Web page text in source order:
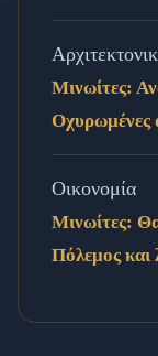
Μινωίτες:
Οχυρωμένες
Οικονομία
Μινωίτες:
Πόλεμος και